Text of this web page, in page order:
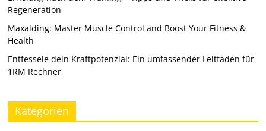
Regeneration
Maxalding: Master Muscle Control and Boost Your Fitness &
Health
Entfessele dein Kraftpotenzial: Ein umfassender Leitfaden für
1RM Rechner
Kategorien